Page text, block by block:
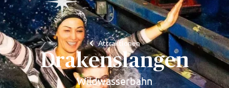
Attraktionen
Drakenslangen
Wildwasserbahn